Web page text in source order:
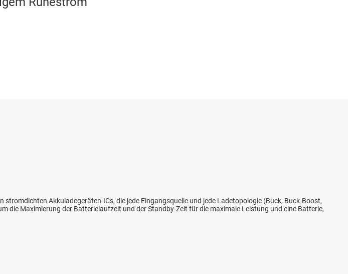
Sensoren
Akkuladegeräten-ICs, die jede Eingangsquelle und jede Ladetopologie (Buck, Buck-Boost,
die Maximierung der Batterielaufzeit und der Standby-Zeit für die maximale Leistung und eine Batterie,